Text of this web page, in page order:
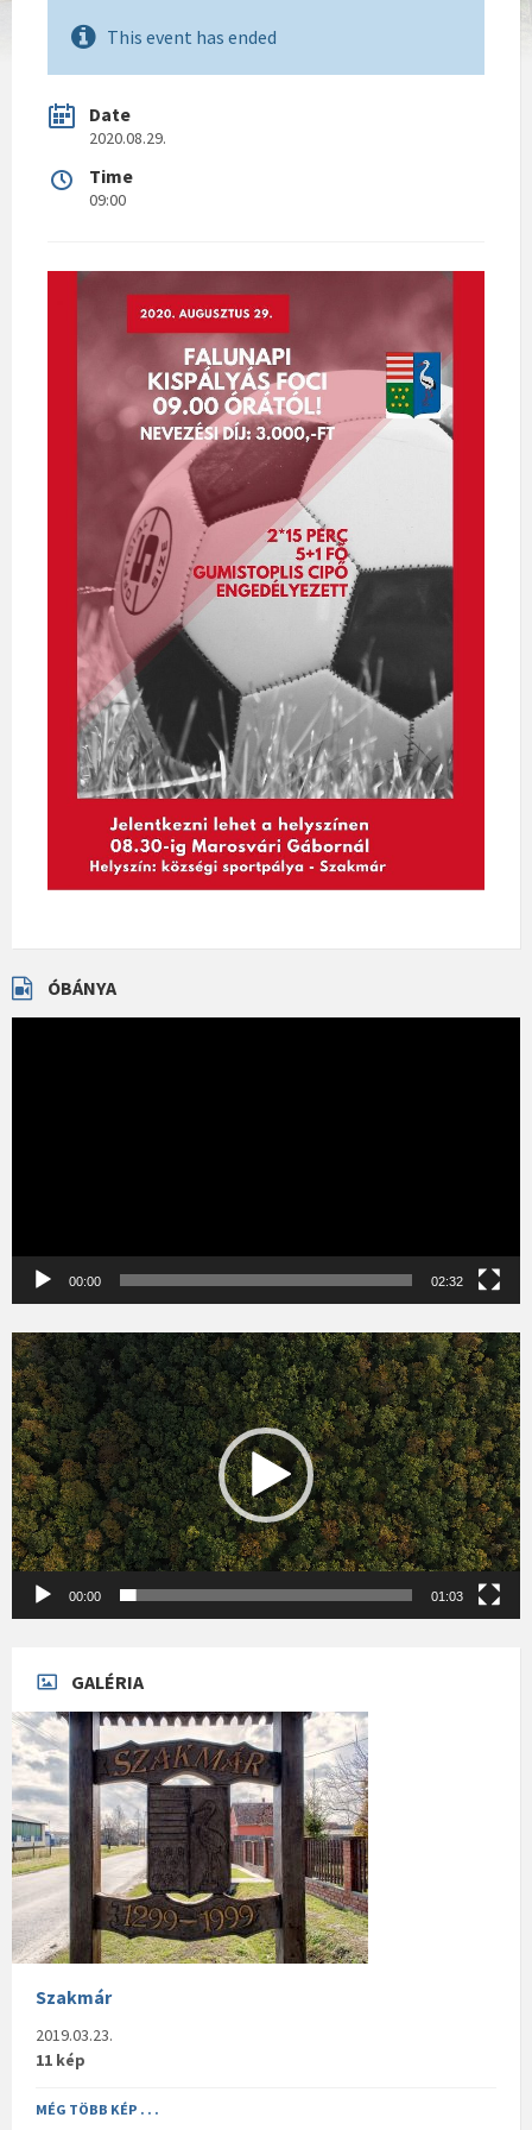
This event has ended
Date
2020.08.29.
Time
09:00
ÓBÁNYA
00:00 02:32
Videólejátszó
00:00 01:03
GALÉRIA
Szakmár
2019.03.23.
11 kép
MÉG TÖBB KÉP . . .